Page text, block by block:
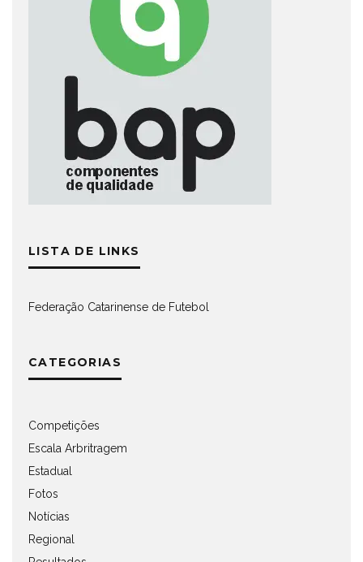
LISTA DE LINKS
Federação Catarinense de Futebol
CATEGORIAS
Competições
Escala Arbritragem
Estadual
Fotos
Notícias
Regional